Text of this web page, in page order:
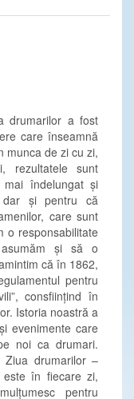
drumarilor a fost
care înseamnă
munca de zi cu zi,
rezultatele sunt
îndelungat și
dar și pentru că
care sunt
o responsabilitate
și să o
că în 1862,
pentru
consființind în
Istoria noastră a
evenimente care
noi ca drumari.
Ziua drumarilor –
în fiecare zi,
pentru